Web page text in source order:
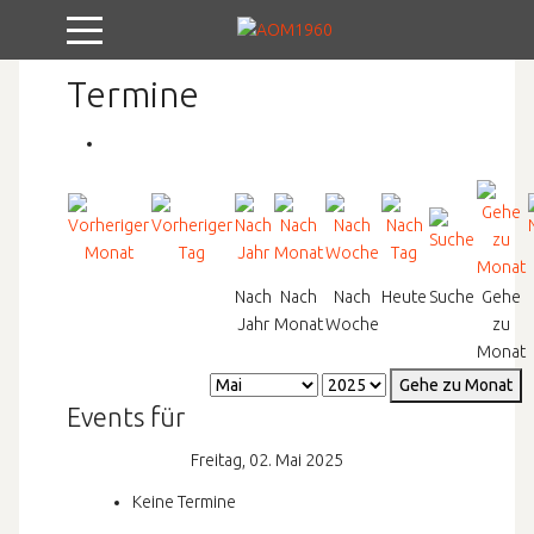
Mobile Menu Toggle
Termine
Nach
Jahr
Nach
Monat
Nach
Woche
Heute Suche Gehe
zu
Monat
Gehe zu Monat
Events für
Freitag, 02. Mai 2025
Keine Termine